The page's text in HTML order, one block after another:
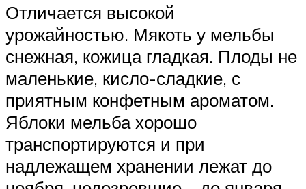
Отличается высокой
урожайностью. Мякоть у мельбы
снежная, кожица гладкая. Плоды не
маленькие, кисло-сладкие, с
приятным конфетным ароматом.
Яблоки мельба хорошо
транспортируются и при
надлежащем хранении лежат до